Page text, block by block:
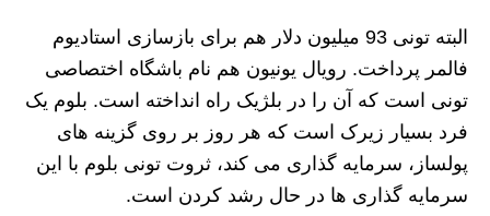
البته تونی 93 میلیون دلار هم برای بازسازی استادیوم
فالمر پرداخت. رویال یونیون هم نام باشگاه اختصاصی
تونی است که آن را در بلژیک راه انداخته است. بلوم یک
فرد بسیار زیرک است که هر روز بر روی گزینه های
پولساز، سرمایه گذاری می کند، ثروت تونی بلوم با این
سرمایه گذاری ها در حال رشد کردن است.